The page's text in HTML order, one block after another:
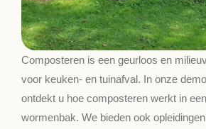
Composteren is een geurloos en
voor keuken- en tuinafval. In onze
ontdekt u hoe composteren werkt in
wormenbak. We bieden ook